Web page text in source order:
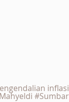
inflasi
#Sumbar